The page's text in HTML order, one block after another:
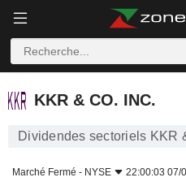
KKR & CO. INC.
KKR & CO. INC.
Dividendes sectoriels KKR
Marché Fermé - NYSE 22:00:03 07/